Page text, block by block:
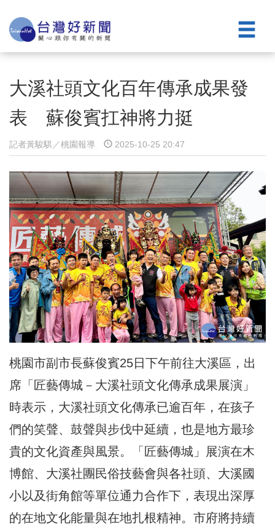
大溪社頭文化百年傳承成果發
表 蘇俊賓扛神將力挺
記者黃駿騏／桃園報導 2025-10-25 20:47
桃園市副市長蘇俊賓25日下午前往大溪區，出
席「匠藝傳城－大溪社頭文化傳承成果展演」
時表示，大溪社頭文化傳承已逾百年，在孩子
們的笑聲、鼓聲與步伐中延續，也是地方最珍
貴的文化資產與風景。「匠藝傳城」展演在木
博館、大溪社團民俗技藝會與各社頭、大溪國
小以及街角館等單位通力合作下，表現出深厚
的在地文化能量與在地扎根精神。市府將持續